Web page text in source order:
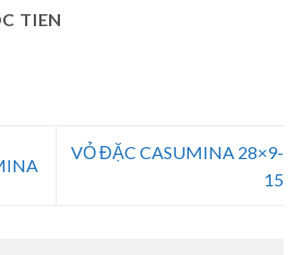
TIEN
VỎ ĐẶC CASUMINA 28×9-
15